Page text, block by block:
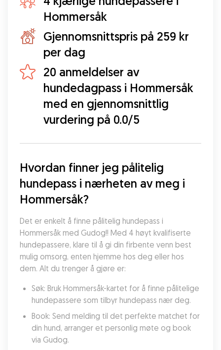
Hommersåk
Gjennomsnittspris på 259 kr
per dag
20 anmeldelser av
hundedagpass i Hommersåk
med en gjennomsnittlig
vurdering på 0.0/5
Hvordan finner jeg pålitelig
hundepass i nærheten av meg i
Hommersåk?
Det er enkelt å finne pålitelig hundepass i
Hommersåk med Gudog!! Med 4 høyt kvalifiserte
hundepassere, klare til å gi din firbente venn best
mulig omsorg, enten hjemme hos deg eller hos
dem. Alt du trenger å gjøre er:
Søk: Bruk Hommersåk-kartet for å finne pålitelige
hundepassere som tilbyr hundepass nær deg.
Book: Send melding til det perfekte matchet for
din hund, arranger et personlig møte og book
via Gudog.